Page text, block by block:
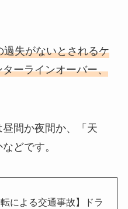
過失がないとされるケ
ーラインオーバー、
昼間か夜間か、「天
どです。
転による交通事故】ドラ